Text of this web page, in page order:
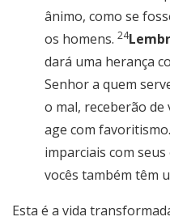
ânimo, como se
os homens. 24
dará uma herança
Senhor a quem
o mal, receberão
age com favoritismo.
imparciais com
vocês também têm
Esta é a vida